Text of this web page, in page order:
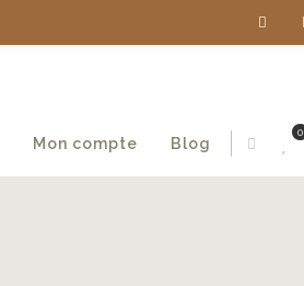
0
Mon compte Blog